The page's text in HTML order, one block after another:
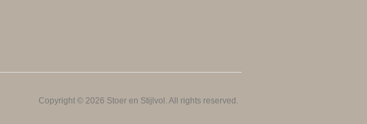
Copyright © 2026 Stoer en Stijlvol. All rights reserved.